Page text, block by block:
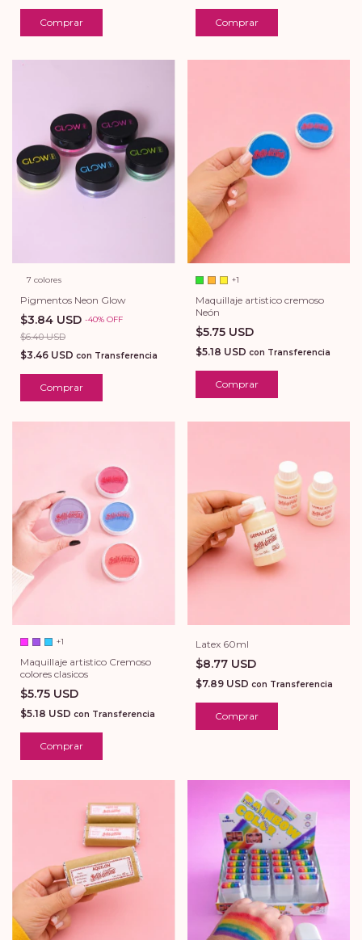
Comprar
7 colores
Pigmentos Neon Glow
$3.84 USD -40% OFF
$6.40 USD
$3.46 USD con Transferencia
Comprar
+1
Maquillaje artistico cremoso
Neón
$5.75 USD
$5.18 USD con Transferencia
Comprar
+1
Maquillaje artistico Cremoso
colores clasicos
$5.75 USD
$5.18 USD con Transferencia
Comprar
Latex 60ml
$8.77 USD
$7.89 USD con Transferencia